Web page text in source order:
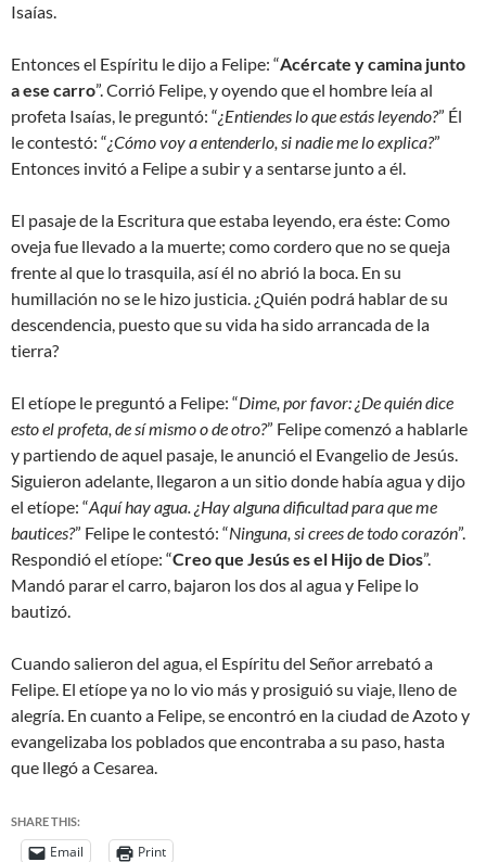
Isaías.
Entonces el Espíritu le dijo a Felipe: “Acércate y camina junto
a ese carro”. Corrió Felipe, y oyendo que el hombre leía al
profeta Isaías, le preguntó: “¿Entiendes lo que estás leyendo?” Él
le contestó: “¿Cómo voy a entenderlo, si nadie me lo explica?”
Entonces invitó a Felipe a subir y a sentarse junto a él.
El pasaje de la Escritura que estaba leyendo, era éste: Como
oveja fue llevado a la muerte; como cordero que no se queja
frente al que lo trasquila, así él no abrió la boca. En su
humillación no se le hizo justicia. ¿Quién podrá hablar de su
descendencia, puesto que su vida ha sido arrancada de la
tierra?
El etíope le preguntó a Felipe: “Dime, por favor: ¿De quién dice
esto el profeta, de sí mismo o de otro?” Felipe comenzó a hablarle
y partiendo de aquel pasaje, le anunció el Evangelio de Jesús.
Siguieron adelante, llegaron a un sitio donde había agua y dijo
el etíope: “Aquí hay agua. ¿Hay alguna dificultad para que me
bautices?” Felipe le contestó: “Ninguna, si crees de todo corazón”.
Respondió el etíope: “Creo que Jesús es el Hijo de Dios”.
Mandó parar el carro, bajaron los dos al agua y Felipe lo
bautizó.
Cuando salieron del agua, el Espíritu del Señor arrebató a
Felipe. El etíope ya no lo vio más y prosiguió su viaje, lleno de
alegría. En cuanto a Felipe, se encontró en la ciudad de Azoto y
evangelizaba los poblados que encontraba a su paso, hasta
que llegó a Cesarea.
SHARE THIS:
Email Print